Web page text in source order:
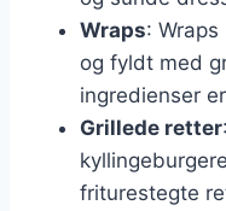
Wraps:
og fyldt med
ingredienser
Grillede retter
friturestegte